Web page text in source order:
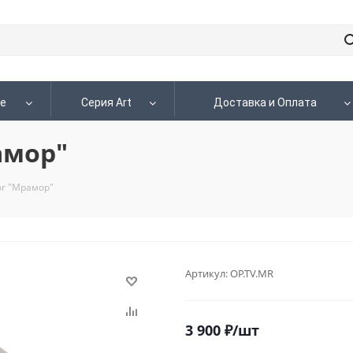
Серия Art Доставка и Оплата
"Мрамор"
Артикул:OP.TV.MR
3 900 ₽/шт